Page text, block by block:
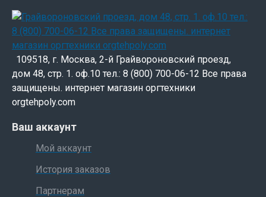
109518, г. Москва, 2-й Грайвороновский проезд,
дом 48, стр. 1. оф.10 тел.: 8 (800) 700-06-12 Все права
защищены. интернет магазин оргтехники
orgtehpoly.com
Ваш аккаунт
Мой аккаунт
История заказов
Партнерам